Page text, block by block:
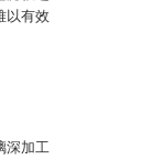
以有效
深加工